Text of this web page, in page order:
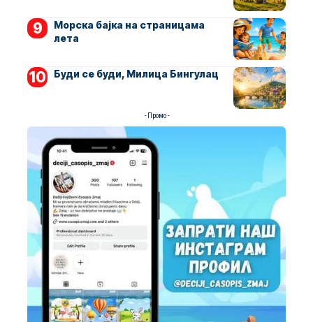
Морска бајка на страницама
лета
Буди се буди, Милица Бингулац
- Промо -